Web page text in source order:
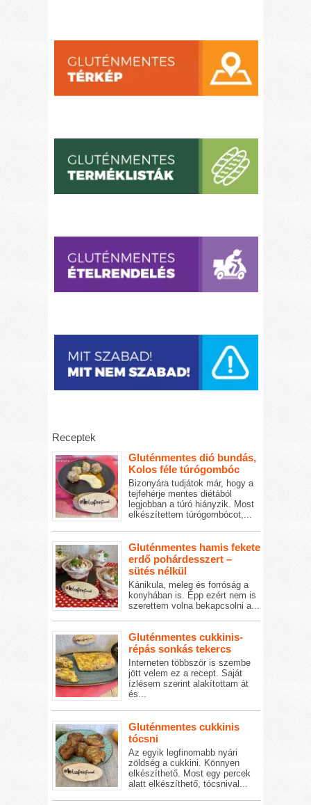
Receptek
Gluténmentes dió bundás,
Kolos féle túrógombóc
Bizonyára tudjátok már, hogy a
tejfehérje mentes diétából
legjobban a túró hiányzik. Most
elkészítettem túrógombócot,...
Gluténmentes hamis fekete
erdő pohárdesszert –
sütés nélkül
Kánikula, meleg és forróság a
konyhában is. Épp ezért nem is
szerettem volna bekapcsolni a...
Gluténmentes cukkinis-
répás sonkás tekercs
Interneten többször is szembe
jött velem ez a recept. Saját
ízlésem szerint alakítottam át
és...
Gluténmentes cukkinis
tócsni
Az egyik legfinomabb nyári
zöldség a cukkini. Könnyen
elkészíthető. Most egy percek
alatt elkészíthető, tócsnival...